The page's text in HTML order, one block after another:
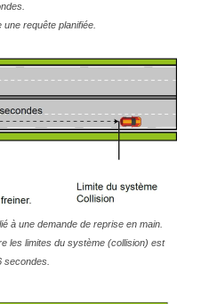
une requête planifiée.
à une demande de reprise en main.
les limites du système (collision) est
secondes.